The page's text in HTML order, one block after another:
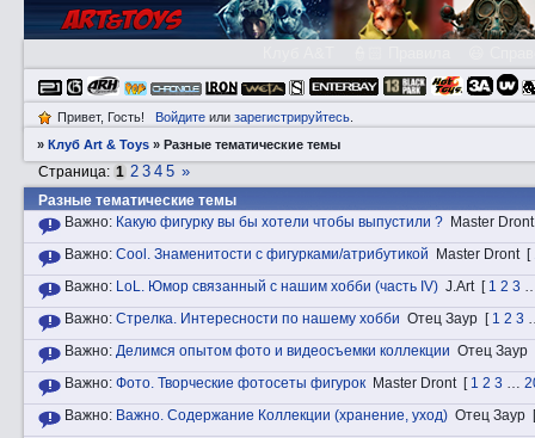
Привет, Гость! Войдитеили зарегистрируйтесь.
»Клуб Art & Toys »Разные тематические темы
Разные тематические темы
Страница: 1 2 3 4 5 »
Важно: Какую фигурку вы бы хотели чтобы выпустили ? Master Dront
Важно: Cоol. Знаменитости с фигурками/атрибутикой Master Dront [
Важно: LоL. Юмор связанный с нашим хобби (часть IV) J.Art [ 1 2 3
Важно: Стрeлкa. Интересности по нашему хобби Отец Заур [ 1 2 3
Важно: Делимся опытом фото и видеосъемки коллекции Отец Заур
Важно: Фотo. Творческие фотосеты фигурок Master Dront [ 1 2 3 …
Важно: Вaжнo. Содержание Коллекции (хранение, уход) Отец Заур